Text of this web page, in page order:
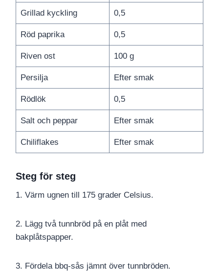
Grillad kyckling 0,5
Röd paprika 0,5
Riven ost 100 g
Persilja Efter smak
Rödlök 0,5
Salt och peppar Efter smak
Chiliflakes Efter smak
Steg för steg
1. Värm ugnen till 175 grader Celsius.
2. Lägg två tunnbröd på en plåt med
bakplåtspapper.
3. Fördela bbq-sås jämnt över tunnbröden.